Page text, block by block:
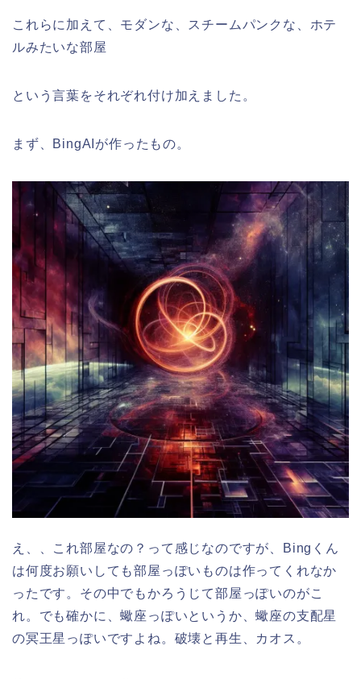
これらに加えて、モダンな、スチームパンクな、ホテ
ルみたいな部屋
という言葉をそれぞれ付け加えました。
まず、BingAIが作ったもの。
え、、これ部屋なの？って感じなのですが、Bingくん
は何度お願いしても部屋っぽいものは作ってくれなか
ったです。その中でもかろうじて部屋っぽいのがこ
れ。でも確かに、蠍座っぽいというか、蠍座の支配星
の冥王星っぽいですよね。破壊と再生、カオス。